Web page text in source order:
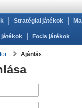
Stratégiai játékok
játékok Focis játékok
Ajánlás